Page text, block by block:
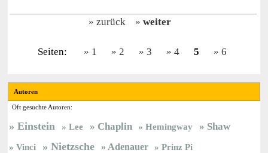
zurück weiter
Seiten: 1 2 3 4 5 6
Autoren
Oft gesuchte Autoren:
Einstein Lee Chaplin Hemingway Shaw
Vinci Nietzsche Adenauer Prinz Pi